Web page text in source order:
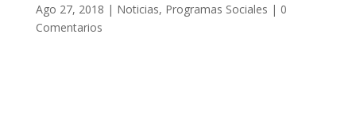
Ago 27, 2018 | Noticias, Programas Sociales | 0
Comentarios